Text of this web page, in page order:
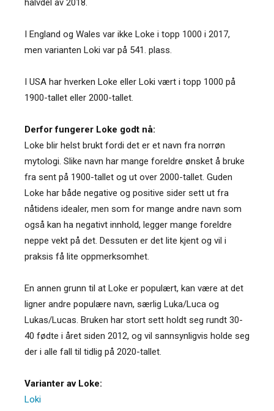
I England og Wales var ikke Loke i topp 1000 i 2017,
men varianten Loki var på 541. plass.
I USA har hverken Loke eller Loki vært i topp 1000 på
1900-tallet eller 2000-tallet.
Derfor fungerer Loke godt nå:
Loke blir helst brukt fordi det er et navn fra norrøn
mytologi. Slike navn har mange foreldre ønsket å bruke
fra sent på 1900-tallet og ut over 2000-tallet. Guden
Loke har både negative og positive sider sett ut fra
nåtidens idealer, men som for mange andre navn som
også kan ha negativt innhold, legger mange foreldre
neppe vekt på det. Dessuten er det lite kjent og vil i
praksis få lite oppmerksomhet.
En annen grunn til at Loke er populært, kan være at det
ligner andre populære navn, særlig Luka/Luca og
Lukas/Lucas. Bruken har stort sett holdt seg rundt 30-
40 fødte i året siden 2012, og vil sannsynligvis holde seg
der i alle fall til tidlig på 2020-tallet.
Varianter av Loke:
Loki